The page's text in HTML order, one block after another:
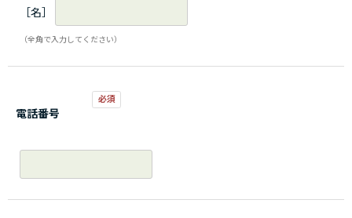
［名］
（全角で入力してください）
電話番号